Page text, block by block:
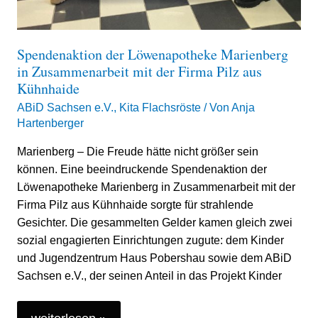
Spendenaktion der Löwenapotheke Marienberg
in Zusammenarbeit mit der Firma Pilz aus
Kühnhaide
ABiD Sachsen e.V., Kita Flachsröste/ Von Anja
Hartenberger
Marienberg – Die Freude hätte nicht größer sein
können. Eine beeindruckende Spendenaktion der
Löwenapotheke Marienberg in Zusammenarbeit mit der
Firma Pilz aus Kühnhaide sorgte für strahlende
Gesichter. Die gesammelten Gelder kamen gleich zwei
sozial engagierten Einrichtungen zugute: dem Kinder
und Jugendzentrum Haus Pobershau sowie dem ABiD
Sachsen e.V., der seinen Anteil in das Projekt Kinder